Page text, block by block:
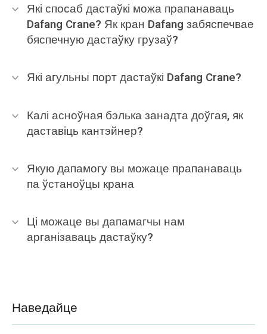
Які спосаб дастаўкі можа прапанаваць
Dafang Crane? Як кран Dafang забяспечвае
бяспечную дастаўку грузаў?
Які агульны порт дастаўкі Dafang Crane?
Калі асноўная бэлька занадта доўгая, як
даставіць кантэйнер?
Якую дапамогу вы можаце прапанаваць
па ўстаноўцы крана
Ці можаце вы дапамагчы нам
арганізаваць дастаўку?
Наведайце